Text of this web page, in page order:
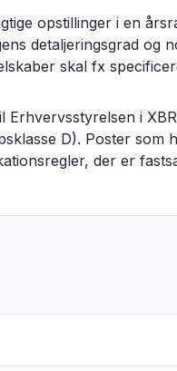
opstillinger i en
detaljeringsgrad og
skal fx
i
D). Poster som
der er